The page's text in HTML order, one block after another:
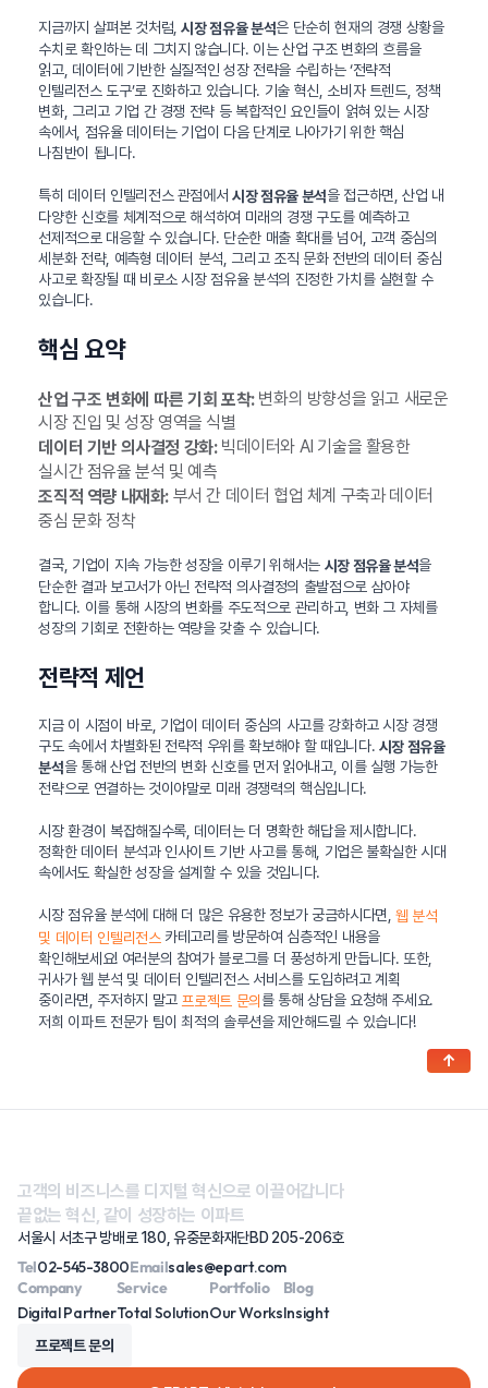
지금까지 살펴본 것처럼,시장 점유율 분석은 단순히 현재의 경쟁 상황을
수치로 확인하는 데 그치지 않습니다. 이는 산업 구조 변화의 흐름을
읽고, 데이터에 기반한 실질적인 성장 전략을 수립하는 ‘전략적
인텔리전스 도구’로 진화하고 있습니다. 기술 혁신, 소비자 트렌드, 정책
변화, 그리고 기업 간 경쟁 전략 등 복합적인 요인들이 얽혀 있는 시장
속에서, 점유율 데이터는 기업이 다음 단계로 나아가기 위한 핵심
나침반이 됩니다.
특히 데이터 인텔리전스 관점에서시장 점유율 분석을 접근하면, 산업 내
다양한 신호를 체계적으로 해석하여 미래의 경쟁 구도를 예측하고
선제적으로 대응할 수 있습니다. 단순한 매출 확대를 넘어, 고객 중심의
세분화 전략, 예측형 데이터 분석, 그리고 조직 문화 전반의 데이터 중심
사고로 확장될 때 비로소 시장 점유율 분석의 진정한 가치를 실현할 수
있습니다.
핵심 요약
산업 구조 변화에 따른 기회 포착:변화의 방향성을 읽고 새로운
시장 진입 및 성장 영역을 식별
데이터 기반 의사결정 강화:빅데이터와 AI 기술을 활용한
실시간 점유율 분석 및 예측
조직적 역량 내재화:부서 간 데이터 협업 체계 구축과 데이터
중심 문화 정착
결국, 기업이 지속 가능한 성장을 이루기 위해서는 시장 점유율 분석을
단순한 결과 보고서가 아닌 전략적 의사결정의 출발점으로 삼아야
합니다. 이를 통해 시장의 변화를 주도적으로 관리하고, 변화 그 자체를
성장의 기회로 전환하는 역량을 갖출 수 있습니다.
전략적 제언
지금 이 시점이 바로, 기업이 데이터 중심의 사고를 강화하고 시장 경쟁
구도 속에서 차별화된 전략적 우위를 확보해야 할 때입니다. 시장 점유율
분석을 통해 산업 전반의 변화 신호를 먼저 읽어내고, 이를 실행 가능한
전략으로 연결하는 것이야말로 미래 경쟁력의 핵심입니다.
시장 환경이 복잡해질수록, 데이터는 더 명확한 해답을 제시합니다.
정확한 데이터 분석과 인사이트 기반 사고를 통해, 기업은 불확실한 시대
속에서도 확실한 성장을 설계할 수 있을 것입니다.
시장 점유율 분석에 대해 더 많은 유용한 정보가 궁금하시다면,웹 분석
및 데이터 인텔리전스카테고리를 방문하여 심층적인 내용을
확인해보세요! 여러분의 참여가 블로그를 더 풍성하게 만듭니다. 또한,
귀사가 웹 분석 및 데이터 인텔리전스 서비스를 도입하려고 계획
중이라면, 주저하지 말고 프로젝트 문의를 통해 상담을 요청해 주세요.
저희 이파트 전문가 팀이 최적의 솔루션을 제안해드릴 수 있습니다!
고객의 비즈니스를 디지털 혁신으로 이끌어갑니다
끝없는 혁신, 같이 성장하는 이파트
서울시 서초구 방배로 180, 유중문화재단BD 205-206호
Tel02-545-3800Emailsales@epart.com
Company
Digital Partner
Service
Total Solution
Portfolio
Our Works
Blog
Insight
프로젝트 문의
↑